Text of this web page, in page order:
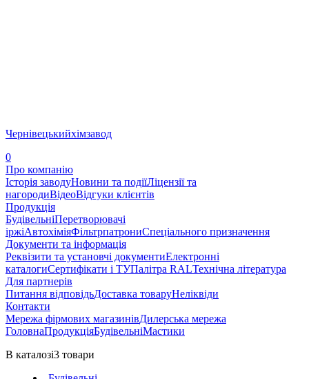
Чернівецькийхімзавод
0
Про компанію
Історія заводуНовини та подіїЛіцензії та
нагородиВідеоВідгуки клієнтів
Продукція
БудівельніПеретворювачі
іржіАвтохіміяФільтрпатрониСпеціального призначення
Документи та інформація
Реквізити та установчі документиЕлектронні
каталогиСертифікати і ТУПалітра RALТехнічна література
Для партнерів
Питання відповідьДоставка товаруНеліквіди
Контакти
Мережа фірмових магазинівДилерська мережа
ГоловнаПродукціяБудівельніМастики
В каталозі3 товари